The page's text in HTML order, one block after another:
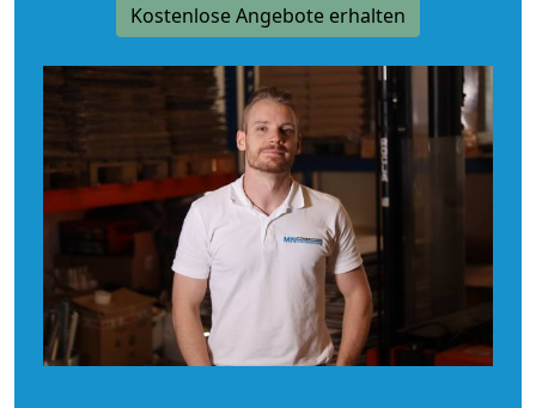
Kostenlose Angebote erhalten